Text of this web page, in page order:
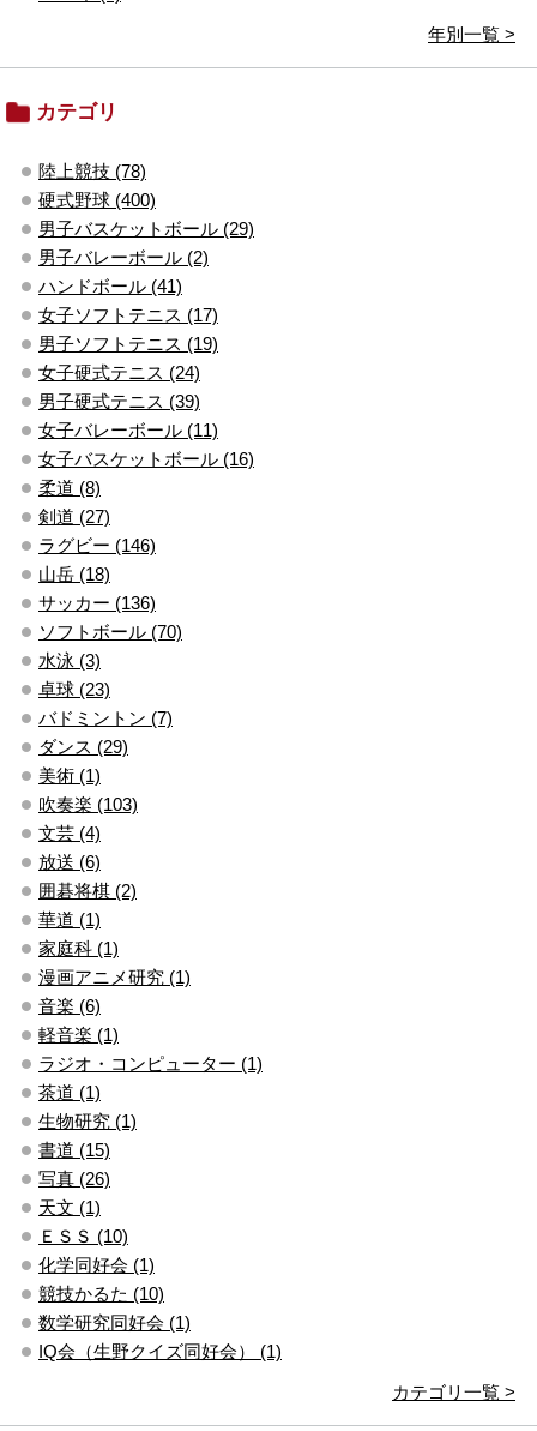
年別一覧 >
カテゴリ
陸上競技 (78)
硬式野球 (400)
男子バスケットボール (29)
男子バレーボール (2)
ハンドボール (41)
女子ソフトテニス (17)
男子ソフトテニス (19)
女子硬式テニス (24)
男子硬式テニス (39)
女子バレーボール (11)
女子バスケットボール (16)
柔道 (8)
剣道 (27)
ラグビー (146)
山岳 (18)
サッカー (136)
ソフトボール (70)
水泳 (3)
卓球 (23)
バドミントン (7)
ダンス (29)
美術 (1)
吹奏楽 (103)
文芸 (4)
放送 (6)
囲碁将棋 (2)
華道 (1)
家庭科 (1)
漫画アニメ研究 (1)
音楽 (6)
軽音楽 (1)
ラジオ・コンピューター (1)
茶道 (1)
生物研究 (1)
書道 (15)
写真 (26)
天文 (1)
ＥＳＳ (10)
化学同好会 (1)
競技かるた (10)
数学研究同好会 (1)
IQ会（生野クイズ同好会） (1)
カテゴリ一覧 >